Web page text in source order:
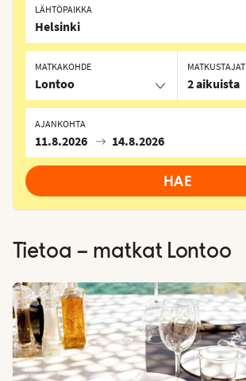
LÄHTÖPAIKKA
Helsinki
MATKAKOHDE
Lontoo
AJANKOHTA
11.8.2026 14.8.2026
MATKUSTAJAT
2 aikuista
HAE
Tietoa – matkat Lontoo